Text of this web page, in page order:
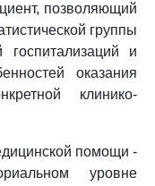
позволяющий
группы
госпитализаций и
оказания
клинико-
помощи -
уровне